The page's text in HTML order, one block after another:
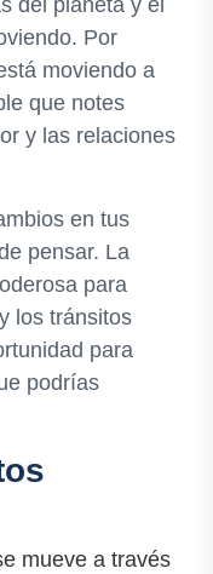
del planeta y el
Por
moviendo a
que notes
y las relaciones
en tus
pensar. La
para
los tránsitos
para
podrías
mueve a través